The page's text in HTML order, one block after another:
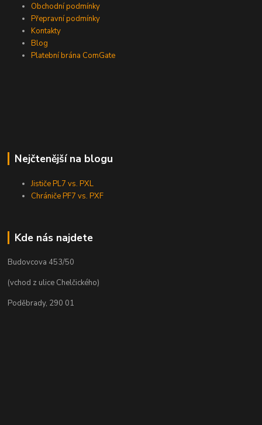
Obchodní podmínky
Přepravní podmínky
Kontakty
Blog
Platební brána ComGate
Nejčtenější na blogu
Jističe PL7 vs. PXL
Chrániče PF7 vs. PXF
Kde nás najdete
Budovcova 453/50
(vchod z ulice Chelčického)
Poděbrady, 290 01